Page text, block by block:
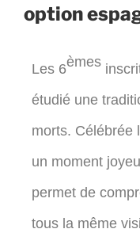
option
Les 6èmes
étudié une
morts. Célébrée
un moment
permet de
tous la même